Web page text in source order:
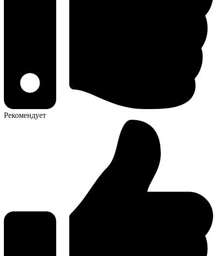
Рекомендует